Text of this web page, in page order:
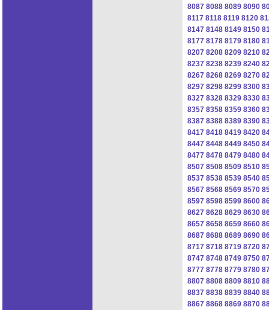
8087 8088 8089 8090
8117 8118 8119 8120
8147 8148 8149 8150
8177 8178 8179 8180
8207 8208 8209 8210
8237 8238 8239 8240
8267 8268 8269 8270
8297 8298 8299 8300
8327 8328 8329 8330
8357 8358 8359 8360
8387 8388 8389 8390
8417 8418 8419 8420
8447 8448 8449 8450
8477 8478 8479 8480
8507 8508 8509 8510
8537 8538 8539 8540
8567 8568 8569 8570
8597 8598 8599 8600
8627 8628 8629 8630
8657 8658 8659 8660
8687 8688 8689 8690
8717 8718 8719 8720
8747 8748 8749 8750
8777 8778 8779 8780
8807 8808 8809 8810
8837 8838 8839 8840
8867 8868 8869 8870